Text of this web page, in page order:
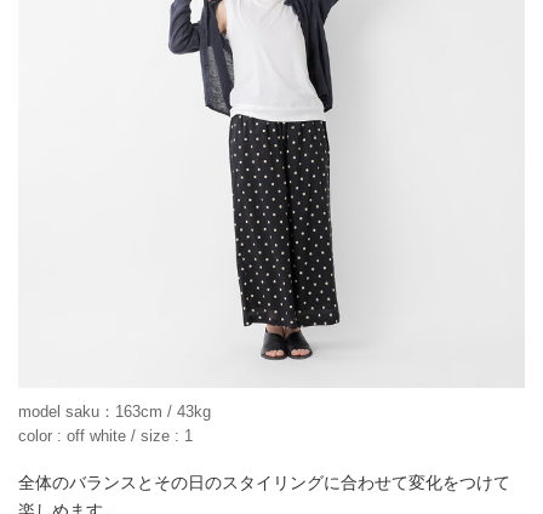
model saku：163cm / 43kg
color : off white / size : 1
全体のバランスとその日のスタイリングに合わせて変化をつけて